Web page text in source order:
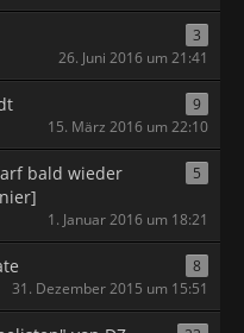
3
26. Juni 2016 um 21:41
9
15. März 2016 um 22:10
bald wieder
5
1. Januar 2016 um 18:21
8
31. Dezember 2015 um 15:51